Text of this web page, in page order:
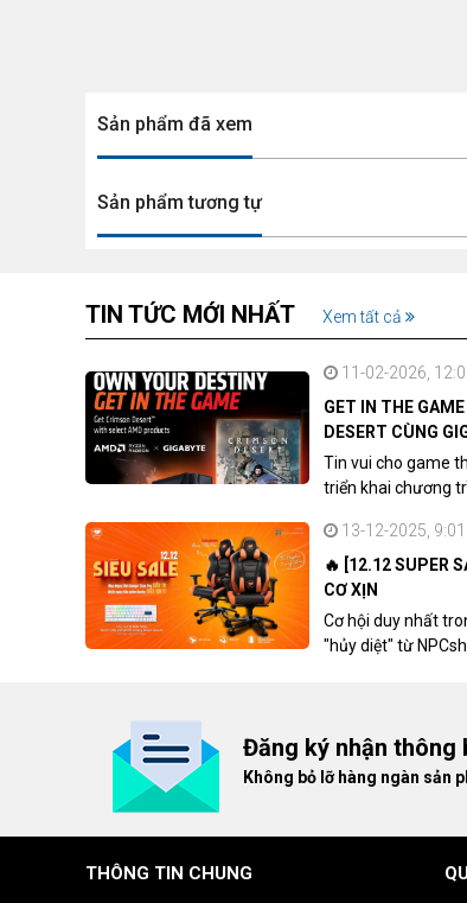
Sản phẩm đã xem
Sản phẩm tương tự
TIN TỨC MỚI NHẤT Xem tất cả
11-02-2026,
GET IN THE
DESERT CÙNG
Tin vui cho game
triển khai chương
13-12-2025,
🔥 [12.12 SUPER
CƠ XỊN
Cơ hội duy nhất
"hủy diệt" từ
Đăng ký nhận thông
Không bỏ lỡ hàng ngàn sản
THÔNG TIN CHUNG